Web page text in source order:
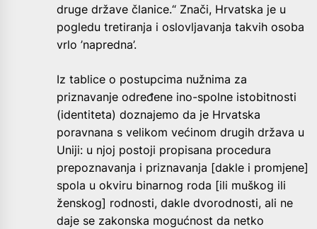
druge države članice.“ Znači, Hrvatska je u
pogledu tretiranja i oslovljavanja takvih osoba
vrlo ’napredna’.
Iz tablice o postupcima nužnima za
priznavanje određene ino-spolne istobitnosti
(identiteta) doznajemo da je Hrvatska
poravnana s velikom većinom drugih država u
Uniji: u njoj postoji propisana procedura
prepoznavanja i priznavanja [dakle i promjene]
spola u okviru binarnog roda [ili muškog ili
ženskog] rodnosti, dakle dvorodnosti, ali ne
daje se zakonska mogućnost da netko